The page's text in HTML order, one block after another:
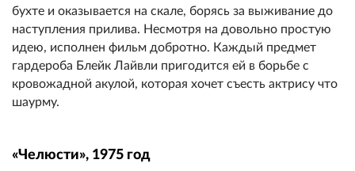
бухте и оказывается на скале, борясь за выживание до
наступления прилива. Несмотря на довольно простую
идею, исполнен фильм добротно. Каждый предмет
гардероба Блейк Лайвли пригодится ей в борьбе с
кровожадной акулой, которая хочет съесть актрису что
шаурму.
«Челюсти», 1975 год